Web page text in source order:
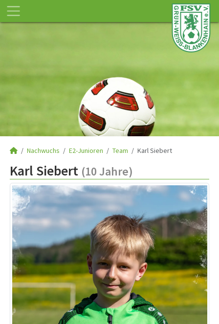
Nachwuchs E2-Junioren Team Karl Siebert
Karl Siebert (10 Jahre)